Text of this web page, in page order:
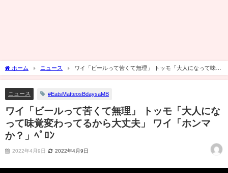
ホーム ニュース
ワイ「ビールって苦くて無理」 トッモ「大人になって味覚
変わってるから大丈夫」 ワイ「ホンマか？」ﾍﾟﾛﾝ
ニュース #EatsMatteosBdaysaMB
ワイ「ビールって苦くて無理」 トッモ「大人にな
って味覚変わってるから大丈夫」 ワイ「ホンマ
か？」ﾍﾟﾛﾝ
2022年4月9日 2022年4月9日